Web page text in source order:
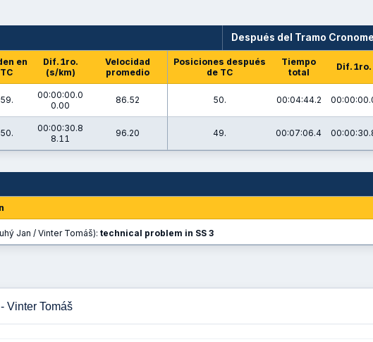
Después del Tramo
en
TC
Dif. 1ro.
(s/km)
Velocidad
promedio
Posiciones después
de TC
Tiempo
total
Dif. 1ro.
59.
00:00:00.0
0.00
86.52 50. 00:04:44.2
50.
00:00:30.8
8.11
96.20 49. 00:07:06.4
Jan / Vinter Tomáš): technical problem in SS 3
Vinter Tomáš